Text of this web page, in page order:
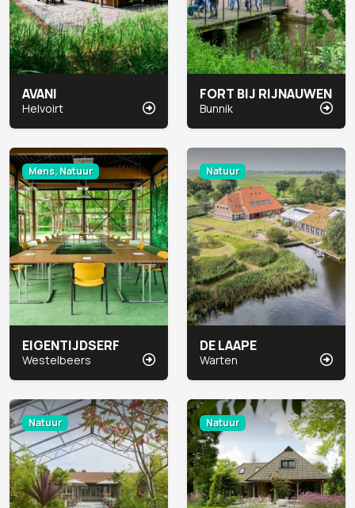
AVANI
Helvoirt
FORT BIJ RIJNAUWEN
Bunnik
Mens, Natuur
EIGENTIJDSERF
Westelbeers
Natuur
DE LAAPE
Warten
Natuur Natuur